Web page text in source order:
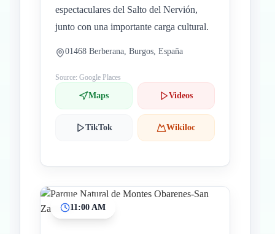
espectaculares del Salto del Nervión,
junto con una importante carga cultural.
01468 Berberana, Burgos, España
Source: Google Places
Maps Videos
TikTok Wikiloc
11:00 AM